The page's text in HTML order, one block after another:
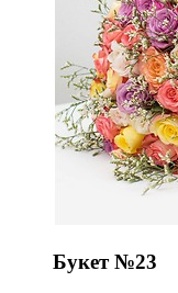
Букет №23